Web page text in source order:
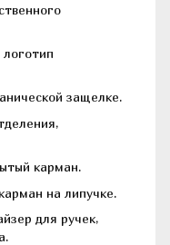
защелке.
карман.
на липучке.
для ручек,